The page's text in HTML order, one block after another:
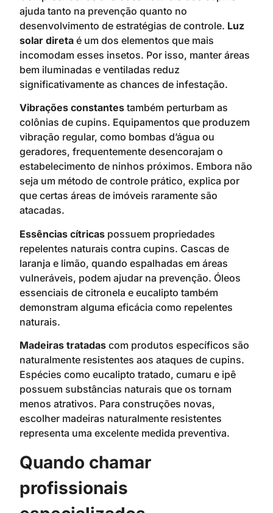
ajuda tanto na prevenção quanto no
desenvolvimento de estratégias de controle. Luz
solar direta é um dos elementos que mais
incomodam esses insetos. Por isso, manter áreas
bem iluminadas e ventiladas reduz
significativamente as chances de infestação.
Vibrações constantes também perturbam as
colônias de cupins. Equipamentos que produzem
vibração regular, como bombas d’água ou
geradores, frequentemente desencorajam o
estabelecimento de ninhos próximos. Embora não
seja um método de controle prático, explica por
que certas áreas de imóveis raramente são
atacadas.
Essências cítricas possuem propriedades
repelentes naturais contra cupins. Cascas de
laranja e limão, quando espalhadas em áreas
vulneráveis, podem ajudar na prevenção. Óleos
essenciais de citronela e eucalipto também
demonstram alguma eficácia como repelentes
naturais.
Madeiras tratadas com produtos específicos são
naturalmente resistentes aos ataques de cupins.
Espécies como eucalipto tratado, cumaru e ipê
possuem substâncias naturais que os tornam
menos atrativos. Para construções novas,
escolher madeiras naturalmente resistentes
representa uma excelente medida preventiva.
Quando chamar
profissionais